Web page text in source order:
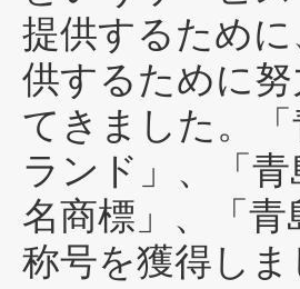
提供するため
供するために
てきました。
ランド」、「
名商標」、「
称号を獲得し